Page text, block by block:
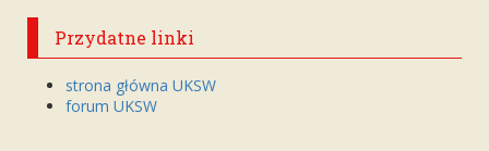
Przydatne linki
strona główna UKSW
forum UKSW